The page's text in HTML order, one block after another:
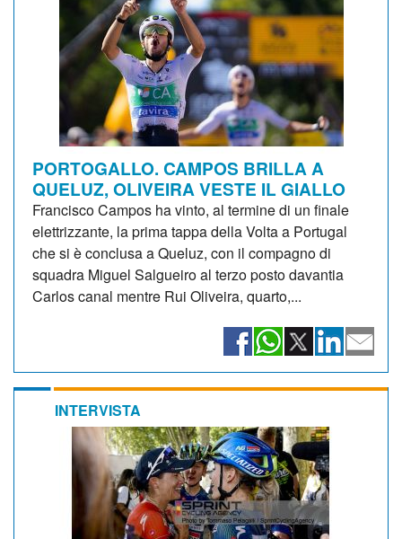
PORTOGALLO. CAMPOS BRILLA A
QUELUZ, OLIVEIRA VESTE IL GIALLO
Francisco Campos ha vinto, al termine di un finale
elettrizzante, la prima tappa della Volta a Portugal
che si è conclusa a Queluz, con il compagno di
squadra Miguel Salgueiro al terzo posto davantia
Carlos canal mentre Rui Oliveira, quarto,...
INTERVISTA